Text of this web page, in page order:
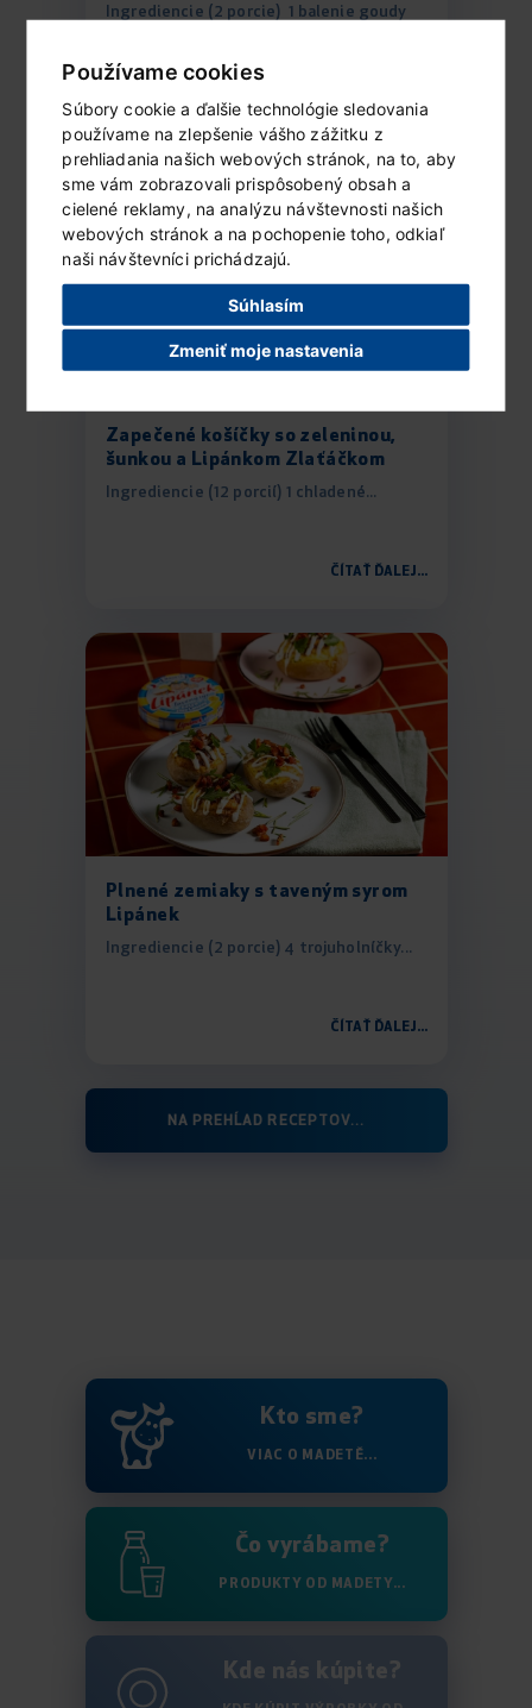
Používame cookies
Súbory cookie a ďalšie technológie sledovania
používame na zlepšenie vášho zážitku z
prehliadania našich webových stránok, na to, aby
sme vám zobrazovali prispôsobený obsah a
cielené reklamy, na analýzu návštevnosti našich
webových stránok a na pochopenie toho, odkiaľ
naši návštevníci prichádzajú.
Súhlasím
Zmeniť moje nastavenia
Ingrediencie (2 porcie) 1 balenie goudy
ČÍTAŤ ĎALEJ...
Zapečené košíčky so zeleninou,
šunkou a Lipánkom Zlaťáčkom
Ingrediencie (12 porcií) 1 chladené...
ČÍTAŤ ĎALEJ...
Plnené zemiaky s taveným syrom
Lipánek
Ingrediencie (2 porcie) 4 trojuholníčky...
ČÍTAŤ ĎALEJ...
NA PREHĹAD RECEPTOV...
Kto sme?
VIAC O MADETĚ...
Čo vyrábame?
PRODUKTY OD MADETY...
Kde nás kúpite?